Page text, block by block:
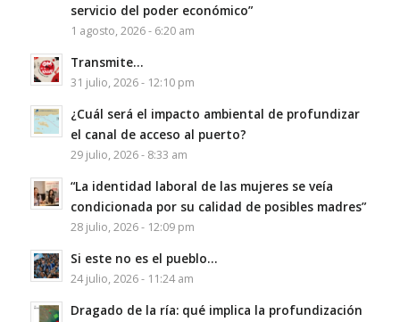
servicio del poder económico”
1 agosto, 2026 - 6:20 am
Transmite…
31 julio, 2026 - 12:10 pm
¿Cuál será el impacto ambiental de profundizar
el canal de acceso al puerto?
29 julio, 2026 - 8:33 am
“La identidad laboral de las mujeres se veía
condicionada por su calidad de posibles madres”
28 julio, 2026 - 12:09 pm
Si este no es el pueblo…
24 julio, 2026 - 11:24 am
Dragado de la ría: qué implica la profundización